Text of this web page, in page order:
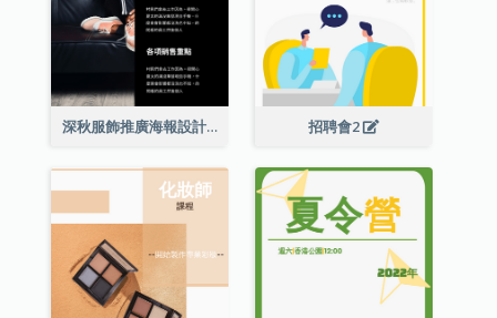
深秋服飾推廣海報設計 招聘會2